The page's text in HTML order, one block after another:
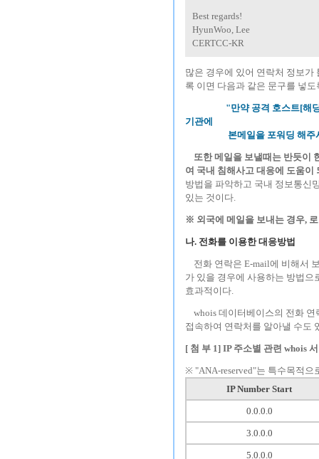
Best regards!
HyunWoo, Lee
CERTCC-KR
많은 경우에 있어 연락처 정보가
록 이면 다음과 같은 문구를 넣도
"만약 공격 호스트[해
기관에
본메일을 포워딩 해
또한 메일을 보낼때는 반듯이
여 국내 침해사고 대응에 도움이
방법을 파악하고 국내 정보통신
있는 것이다.
※ 외국에 메일을 보내는 경우,
나. 전화를 이용한 대응방법
전화 연락은 E-mail에 비해서
가 있을 경우에 사용하는 방법으
효과적이다.
whois 데이터베이스의 전화
접속하여 연락처를 알아낼 수도
[ 첨 부 1] IP 주소별 관련 whois
※ "ANA-reserved"는 특수목적으
IP Number Start
0.0.0.0
3.0.0.0
5.0.0.0